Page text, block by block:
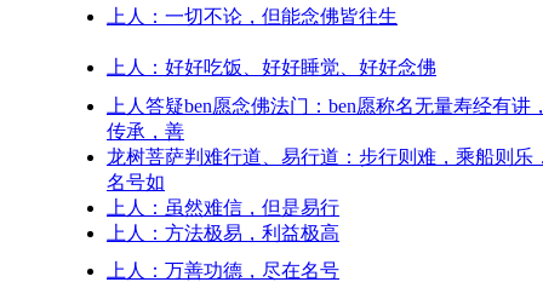
上人：一切不论，但能念佛皆往生
上人：好好吃饭、好好睡觉、好好念佛
上人答疑ben愿念佛法门：ben愿称名无量寿经有讲
传承，善
龙树菩萨判难行道、易行道：步行则难，乘船则乐
名号如
上人：虽然难信，但是易行
上人：方法极易，利益极高
上人：万善功德，尽在名号